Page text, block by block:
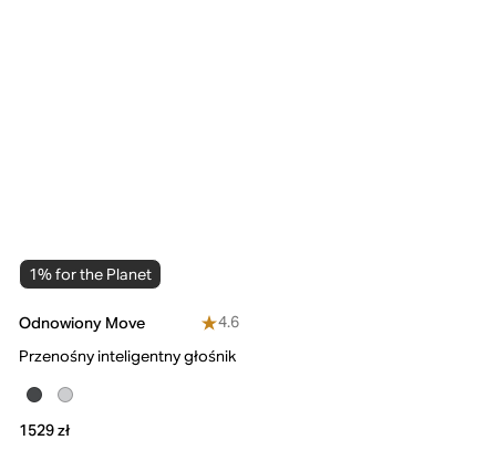
1% for the Planet
Odnowiony Move
4.6
Przenośny inteligentny głośnik
1529 zł